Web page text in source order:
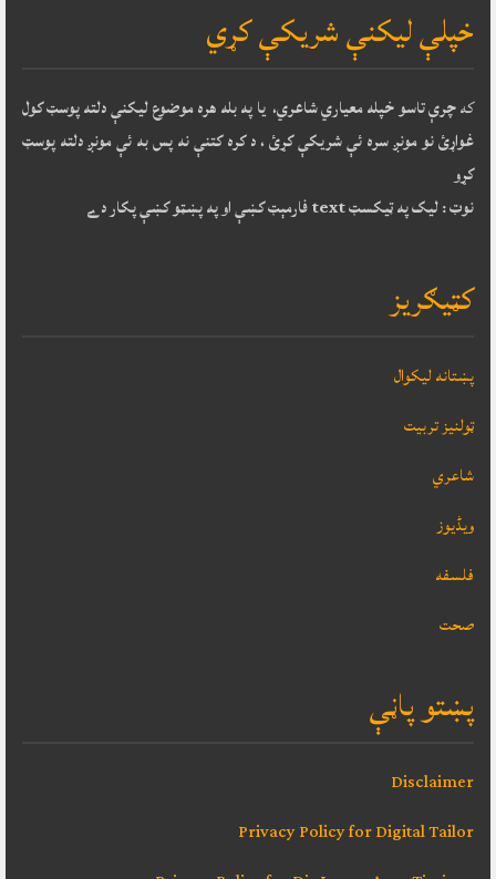
خپلې ليکنې شريکې کړي
کهچرې تاسو خپله معياري شاعري، يا په بله هره موضوع ليکنې دلته پوسټ کول
غواړئ نو مونږ سره ئې شريکې کړئ ، د کره کتنې نه پس به ئې مونږ دلته پوسټ
کړو
نوټ : ليک په ټيکسټ text فارمېټ کښې او په پښټو کښې پکار دے
کټيګريز
پښتانه ليکوال
ټولنيز تربيت
شاعري
ویڈیوز
فلسفه
صحت
پښتو پاڼې
Disclaimer
Privacy Policy for Digital Tailor